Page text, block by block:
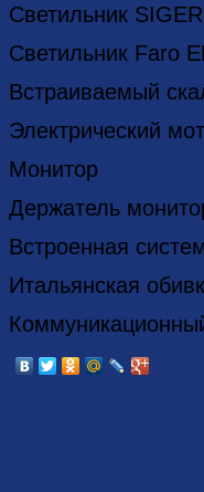
Светильник
Светильник Faro
Встраиваемый
Электрический
Монитор
Держатель
Встроенная
Итальянская